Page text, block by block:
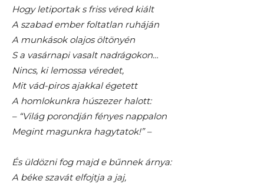
Hogy letiportak s friss véred kiált
A szabad ember foltatlan ruháján
A munkások olajos öltönyén
S a vasárnapi vasalt nadrágokon…
Nincs, ki lemossa véredet,
Mit vád-piros ajakkal égetett
A homlokunkra húszezer halott:
– “Világ porondján fényes nappalon
Megint magunkra hagytatok!” –
És üldözni fog majd e bűnnek árnya:
A béke szavát elfojtja a jaj,